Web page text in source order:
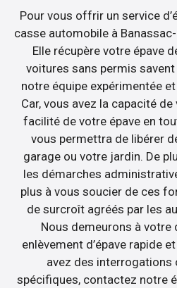
Pour vous offrir un service
casse automobile à
Elle récupère votre épave
voitures sans permis
notre équipe expérimentée
Car, vous avez la capacité
facilité de votre épave en
vous permettra de libérer
garage ou votre jardin. De
les démarches
plus à vous soucier de ces
de surcroît agréés par les
Nous demeurons à votre
enlèvement d’épave rapide
avez des interrogations
spécifiques, contactez notre